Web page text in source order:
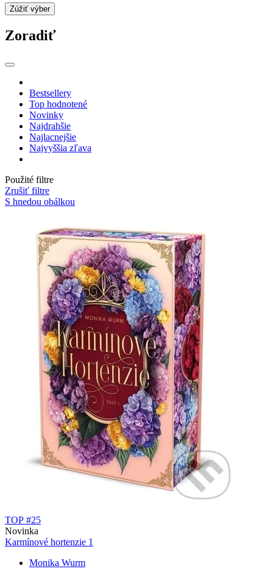
Zúžiť výber
Zoradiť
Bestsellery
Top hodnotené
Novinky
Najdrahšie
Najlacnejšie
Najvyššia zľava
Použité filtre
Zrušiť filtre
S hnedou obálkou
TOP #25
Novinka
Karmínové hortenzie 1
Monika Wurm